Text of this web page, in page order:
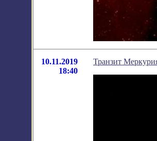
10.11.2019
18:40
Транзит